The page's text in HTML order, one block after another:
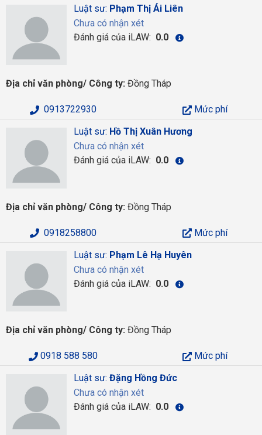
Luật sư: Phạm Thị Ái Liên
Chưa có nhận xét
Đánh giá của iLAW: 0.0
Địa chỉ văn phòng/ Công ty: Đồng Tháp
0913722930
Mức phí
Luật sư: Hồ Thị Xuân Hương
Chưa có nhận xét
Đánh giá của iLAW: 0.0
Địa chỉ văn phòng/ Công ty: Đồng Tháp
0918258800
Mức phí
Luật sư: Phạm Lê Hạ Huyên
Chưa có nhận xét
Đánh giá của iLAW: 0.0
Địa chỉ văn phòng/ Công ty: Đồng Tháp
0918 588 580
Mức phí
Luật sư: Đặng Hồng Đức
Chưa có nhận xét
Đánh giá của iLAW: 0.0